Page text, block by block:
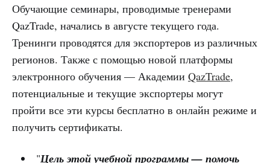
Обучающие семинары, проводимые тренерами
QazTrade, начались в августе текущего года.
Тренинги проводятся для экспортеров из различных
регионов. Также с помощью новой платформы
электронного обучения — Академии QazTrade,
потенциальные и текущие экспортеры могут
пройти все эти курсы бесплатно в онлайн режиме и
получить сертификаты.
"Цель этой учебной программы — помочь